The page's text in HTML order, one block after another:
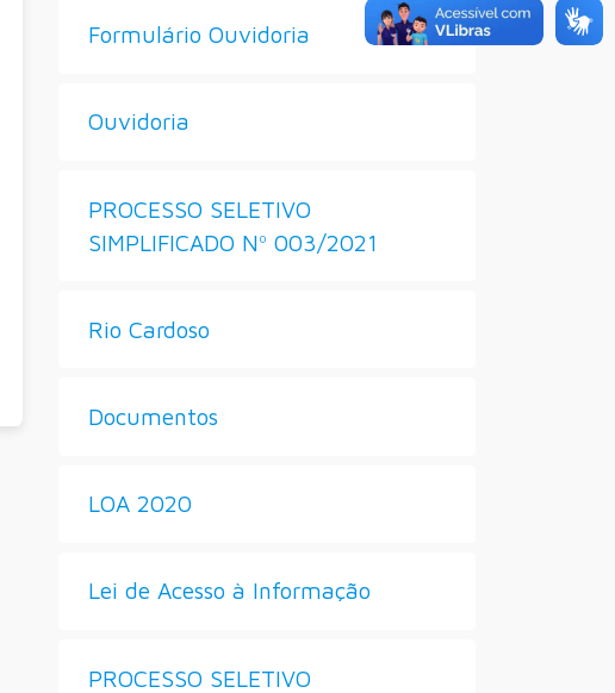
Formulário Ouvidoria
Ouvidoria
PROCESSO SELETIVO
SIMPLIFICADO Nº 003/2021
Rio Cardoso
Documentos
LOA 2020
Lei de Acesso à Informação
PROCESSO SELETIVO